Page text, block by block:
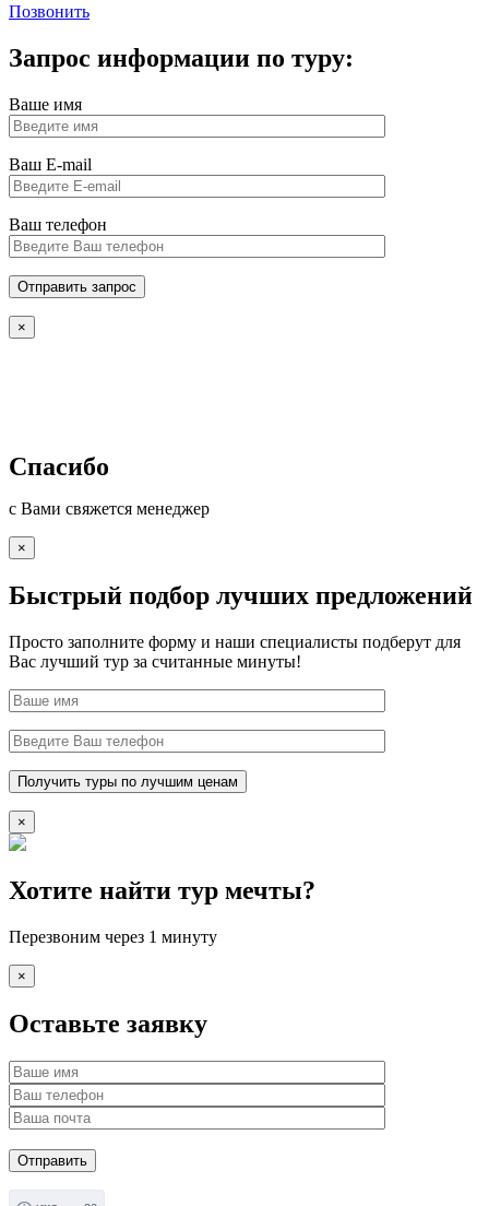
Позвонить
Запрос информации по туру:
Ваше имя
Ваш E-mail
Ваш телефон
×
Спасибо
с Вами свяжется менеджер
×
Быстрый подбор лучших предложений
Просто заполните форму и наши специалисты подберут для
Вас лучший тур за считанные минуты!
×
Хотите найти тур мечты?
Перезвоним через 1 минуту
×
Оставьте заявку